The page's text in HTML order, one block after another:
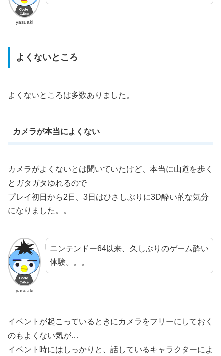
yasuaki
よくないところ
よくないところは多数ありました。
カメラが本当によくない
カメラがよくないとは聞いていたけど、本当に山道を歩く
とガタガタゆれるので
プレイ初日から2日、3日はひさしぶりに3D酔い的な気分
になりました。。
yasuaki
ニンテンドー64以来、久しぶりのゲーム酔い
体験。。。
イベントが起こっているときにカメラをフリーにしておく
のもよくない気が…
イベント時にはしっかりと、話しているキャラクターによ